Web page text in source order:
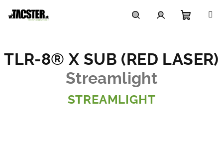
košík
TLR-8® X SUB (RED LASER)
Streamlight
STREAMLIGHT